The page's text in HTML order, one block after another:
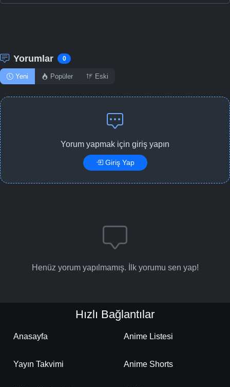
Yorumlar 0
Yeni Popüler Eski
Yorum yapmak için giriş yapın
Giriş Yap
Henüz yorum yapılmamış. İlk yorumu sen yap!
Hızlı Bağlantılar
Anasayfa Anime Listesi
Yayın Takvimi Anime Shorts